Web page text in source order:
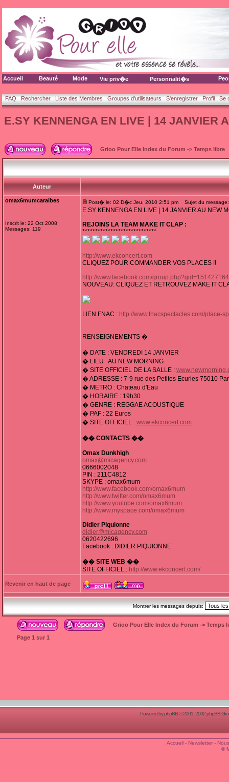
Accueil Beauté Mode Vie priv�e Personnalit�s
FAQ Rechercher Liste des Membres Groupes d'utilisateurs S'enregistrer Profil Se
E.SY KENNENGA EN LIVE | 14 JANVIER
Grioo Pour Elle Index du Forum -> Temps libre
Auteur
omax6mumcaraibes
Inscrit le: 22 Oct 2008
Messages: 119
Post� le: 02 D�c Jeu, 2010 2:51 pm Sujet du message:
E.SY KENNENGA EN LIVE | 14 JANVIER AU NEW
REJOINS LA TEAM MAKE IT CLAP :
*****************************
http://www.ekconcert.com
CLIQUEZ POUR COMMANDER VOS PLACES !!
http://www.facebook.com/
NOUVEAU: CLIQUEZ ET RETROUVEZ MAKE IT
LIEN FNAC : http://www.fnacspectacles.com/place-
RENSEIGNEMENTS �
� DATE : VENDREDI 14 JANVIER
� LIEU : AU NEW MORNING
� SITE OFFICIEL DE LA SALLE :
� ADRESSE : 7-9 rue des Petites Ecuries 75010
� METRO : Chateau d'Eau
� HORAIRE : 19h30
� GENRE : REGGAE ACOUSTIQUE
� PAF : 22 Euros
� SITE OFFICIEL : www.ekconcert.com
�� CONTACTS ��
Omax Dunkhigh
omax@micagency.com
0666002048
PIN : 211C4812
SKYPE : omax6mum
http://www.facebook.com/omax6mum
http://www.twitter.com/omax6mum
http://www.youtube.com/omax6mum
http://www.myspace.com/omax6mum
Didier Piquionne
didier@micagency.com
0620422696
Facebook : DIDIER PIQUIONNE
�� SITE WEB ��
SITE OFFICIEL : http://www.ekconcert.com/
Revenir en haut de page
Montrer les messages depuis:
Grioo Pour Elle Index du Forum -> Temps
Page 1 sur 1
Powered byphpBB© 2001, 2002 phpBB
Accueil- Newsletter-
©